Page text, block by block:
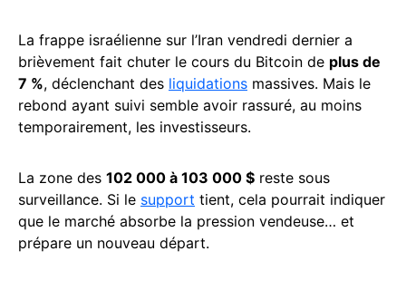
La frappe israélienne sur l’Iran vendredi dernier a
brièvement fait chuter le cours du Bitcoin de plus de
7 %, déclenchant des liquidations massives. Mais le
rebond ayant suivi semble avoir rassuré, au moins
temporairement, les investisseurs.
La zone des 102 000 à 103 000 $ reste sous
surveillance. Si le support tient, cela pourrait indiquer
que le marché absorbe la pression vendeuse… et
prépare un nouveau départ.